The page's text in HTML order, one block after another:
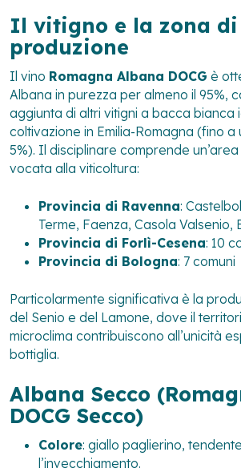
Il vitigno e la zona di
produzione
Il vino Romagna Albana DOCG è
Albana in purezza per almeno il 95%,
aggiunta di altri vitigni a bacca bianca
coltivazione in Emilia-Romagna (fino a
5%). Il disciplinare comprende
vocata alla viticoltura:
Provincia di Ravenna:
Terme, Faenza, Casola Valsenio,
Provincia di Forlì-Cesena: 10
Provincia di Bologna: 7 comuni
Particolarmente significativa è la
del Senio e del Lamone, dove il
microclima contribuiscono all’unicità
bottiglia.
Albana Secco
DOCG Secco)
Colore: giallo paglierino,
l’invecchiamento.